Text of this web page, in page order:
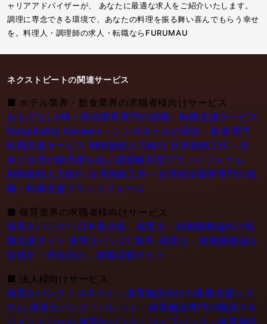
ャリアアドバイザーが、 あなたに最適な求人をご紹介いたします。
調理に専念できる環境で、あなたの料理を振る舞い喜んでもらう幸せ
を。料理人・調理師の求人・転職ならFURUMAU
ネクストビートの関連サービス
■ ホテル業界・飲食業界の求職者様向けサービス
おもてなしHR - 宿泊業界専門の就職・転職支援サービス
Hospitality Careers - シンガポールの宿泊・飲食専門
転職支援サービス 886旅館人力銀行 日本旅館工作 - 日
本と台湾の観光業を結ぶ課題解決型プラットフォーム
886旅館人力銀行 台湾旅館工作 - 台湾宿泊業界専門の就
職・転職支援プラットフォーム
■ 保育業界の求職者様向けサービス
保育士バンク! -日本最大級。保育士・幼稚園教論向け転
職支援サイト 保育士バンク! 新卒-保育士・幼稚園教論を
目指す「学生向け」就職活動サイト
■ 法人様向けサービス
保育士バンク！コネクト - 保育施設向けの業務支援シス
テム 保育士バンク！パレット - 保育施設専門の職員マネ